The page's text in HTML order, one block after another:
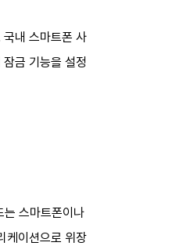
내 스마트폰 사
금 기능을 설정
는 스마트폰이나
케이션으로 위장